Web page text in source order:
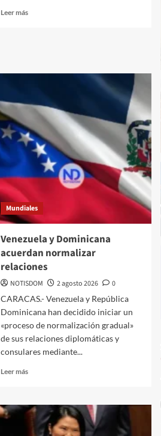
Leer más
Mundiales
Venezuela y Dominicana
acuerdan normalizar
relaciones
NOTISDOM 2 agosto 2026
0
CARACAS.- Venezuela y República
Dominicana han decidido iniciar un
«proceso de normalización gradual»
de sus relaciones diplomáticas y
consulares mediante...
Leer más